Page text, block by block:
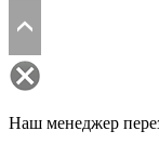
Наш менеджер